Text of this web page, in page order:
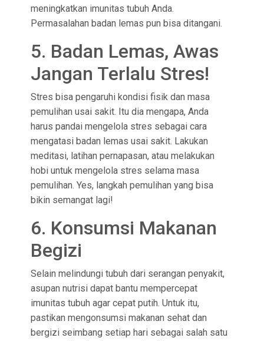
meningkatkan imunitas tubuh Anda.
Permasalahan badan lemas pun bisa ditangani.
5. Badan Lemas, Awas
Jangan Terlalu Stres!
Stres bisa pengaruhi kondisi fisik dan masa
pemulihan usai sakit. Itu dia mengapa, Anda
harus pandai mengelola stres sebagai cara
mengatasi badan lemas usai sakit. Lakukan
meditasi, latihan pernapasan, atau melakukan
hobi untuk mengelola stres selama masa
pemulihan. Yes, langkah pemulihan yang bisa
bikin semangat lagi!
6. Konsumsi Makanan
Begizi
Selain melindungi tubuh dari serangan penyakit,
asupan nutrisi dapat bantu mempercepat
imunitas tubuh agar cepat putih. Untuk itu,
pastikan mengonsumsi makanan sehat dan
bergizi seimbang setiap hari sebagai salah satu